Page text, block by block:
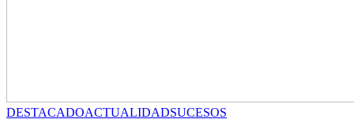
DESTACADOACTUALIDADSUCESOS